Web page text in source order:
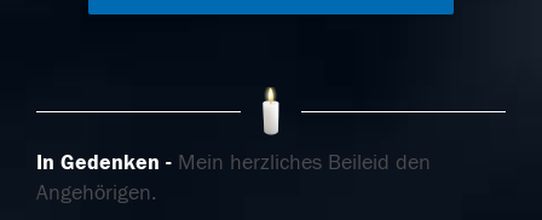
In Gedenken
Mein herzliches Beileid den
Angehörigen.